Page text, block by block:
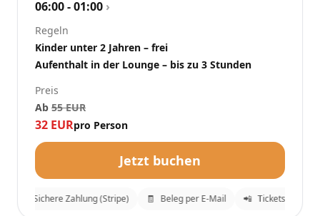
06:00 - 01:00 ›
Regeln
Kinder unter 2 Jahren – frei
Aufenthalt in der Lounge – bis zu 3 Stunden
Preis
Ab 55 EUR
32 EURpro Person
Jetzt buchen
Sichere Zahlung (Stripe) Beleg per E-Mail Tickets an